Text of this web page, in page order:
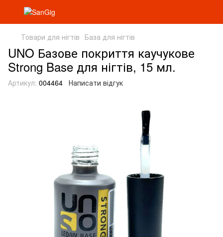
Товари для нігтів База для нігтів
UNO Базове покриття каучукове
Strong Base для нігтів, 15 мл.
Артикул: 004464 Написати відгук